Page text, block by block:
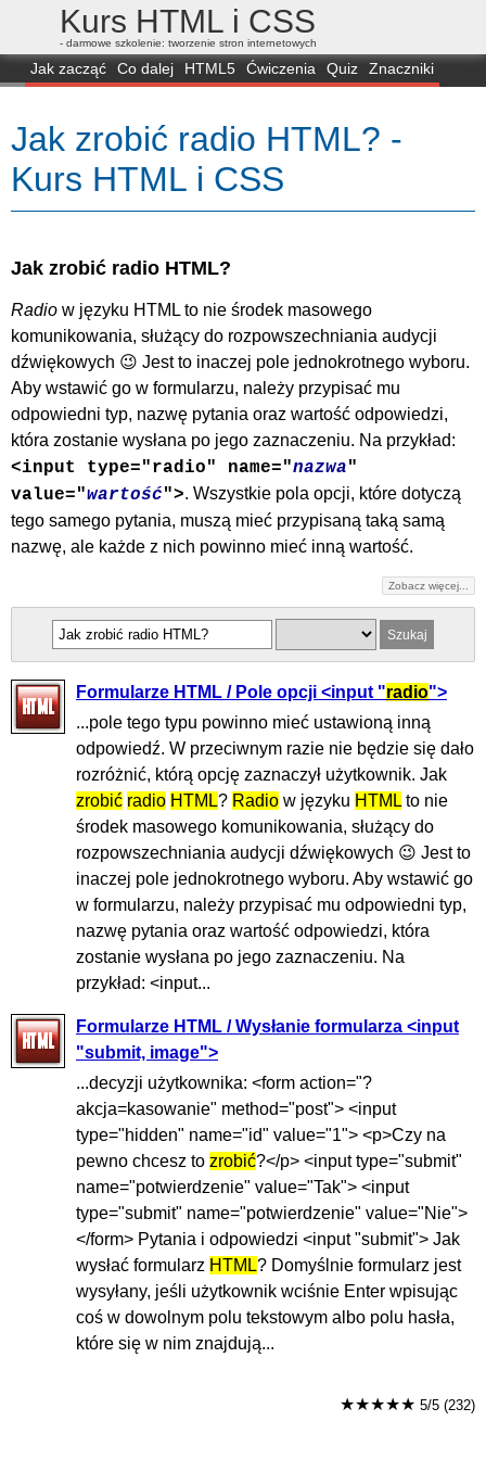
Kurs HTML i CSS
- darmowe szkolenie: tworzenie stron internetowych
Jak zacząć Co dalej HTML5 Ćwiczenia Quiz
Znaczniki
FAQ
Przeglądarki Mapa FORUM
Jak zrobić radio HTML? -
Kurs HTML i CSS
Jak zrobić radio HTML?
Radio w języku HTML to nie środek masowego
komunikowania, służący do rozpowszechniania audycji
dźwiękowych 😉 Jest to inaczej pole jednokrotnego wyboru.
Aby wstawić go w formularzu, należy przypisać mu
odpowiedni typ, nazwę pytania oraz wartość odpowiedzi,
która zostanie wysłana po jego zaznaczeniu. Na przykład:
<input type="radio" name="nazwa"
value="wartość">. Wszystkie pola opcji, które dotyczą
tego samego pytania, muszą mieć przypisaną taką samą
nazwę, ale każde z nich powinno mieć inną wartość.
Zobacz więcej...
Formularze HTML / Pole opcji <input "radio">
...pole tego typu powinno mieć ustawioną inną
odpowiedź. W przeciwnym razie nie będzie się dało
rozróżnić, którą opcję zaznaczył użytkownik. Jak
zrobić radio HTML? Radio w języku HTML to nie
środek masowego komunikowania, służący do
rozpowszechniania audycji dźwiękowych 😉 Jest to
inaczej pole jednokrotnego wyboru. Aby wstawić go
w formularzu, należy przypisać mu odpowiedni typ,
nazwę pytania oraz wartość odpowiedzi, która
zostanie wysłana po jego zaznaczeniu. Na
przykład: <input...
Formularze HTML / Wysłanie formularza <input
"submit, image">
...decyzji użytkownika: <form action="?
akcja=kasowanie" method="post"> <input
type="hidden" name="id" value="1"> <p>Czy na
pewno chcesz to zrobić?</p> <input type="submit"
name="potwierdzenie" value="Tak"> <input
type="submit" name="potwierdzenie" value="Nie">
</form> Pytania i odpowiedzi <input "submit"> Jak
wysłać formularz HTML? Domyślnie formularz jest
wysyłany, jeśli użytkownik wciśnie Enter wpisując
coś w dowolnym polu tekstowym albo polu hasła,
które się w nim znajdują...
★★★★★ 5/5 (232)